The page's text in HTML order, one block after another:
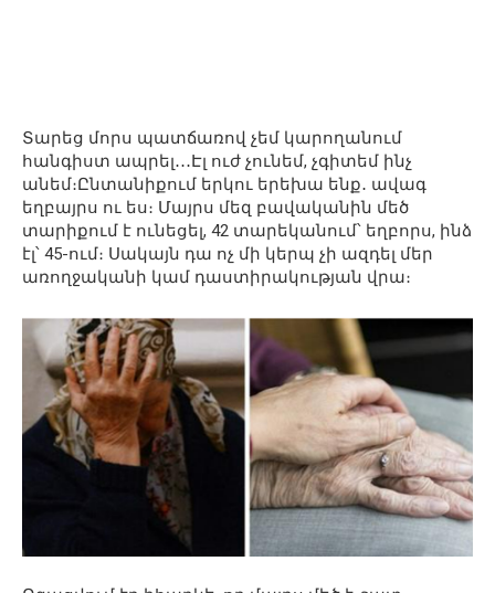
Տարեց մորս պատճառով չեմ կարողանում
հանգիստ ապրել․․․Էլ ուժ չունեմ, չգիտեմ ինչ
անեմ։Ընտանիքում երկու երեխա ենք․ ավագ
եղբայրս ու ես։ Մայրս մեզ բավականին մեծ
տարիքում է ունեցել, 42 տարեկանում՝ եղբորս, ինձ
էլ՝ 45-ում։ Սակայն դա ոչ մի կերպ չի ազդել մեր
առողջականի կամ դաստիրակության վրա։